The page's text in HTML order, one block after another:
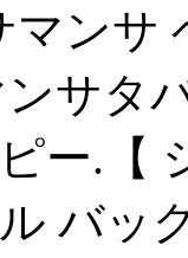
マンサ
ンサ
ー.【
バッ